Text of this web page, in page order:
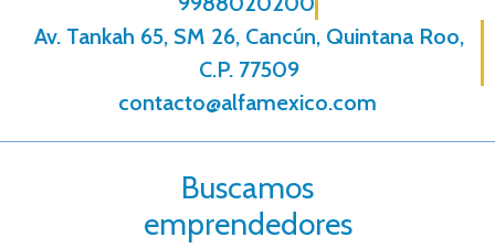
Av. Tankah 65, SM 26, Cancún, Quintana Roo,
C.P. 77509
contacto@alfamexico.com
Buscamos
emprendedores